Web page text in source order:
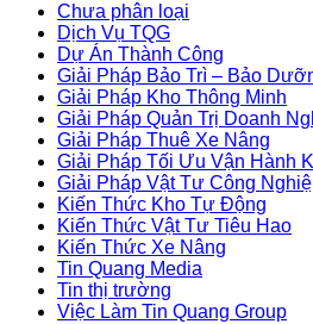
Chưa phân loại
Dịch Vụ TQG
Dự Án Thành Công
Giải Pháp Bảo Trì – Bảo
Giải Pháp Kho Thông Minh
Giải Pháp Quản Trị Doanh
Giải Pháp Thuê Xe Nâng
Giải Pháp Tối Ưu Vận Hành
Giải Pháp Vật Tư Công
Kiến Thức Kho Tự Động
Kiến Thức Vật Tư Tiêu Hao
Kiến Thức Xe Nâng
Tin Quang Media
Tin thị trường
Việc Làm Tin Quang Group